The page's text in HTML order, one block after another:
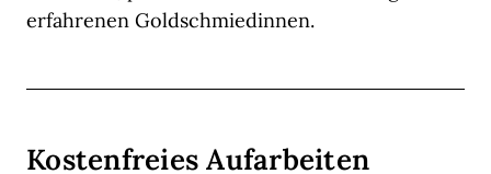
erfahrenen Goldschmiedinnen.
Kostenfreies Aufarbeiten